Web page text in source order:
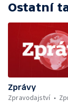
Ostatní
Zprávy
Zpravodajství